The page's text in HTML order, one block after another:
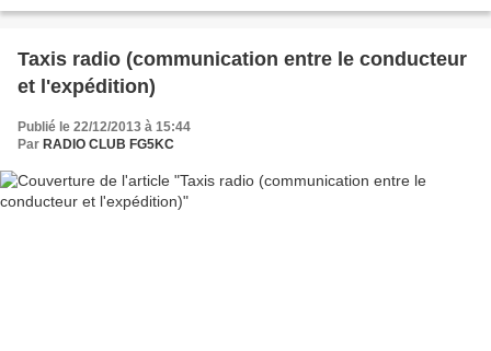
Taxis radio (communication entre le conducteur
et l'expédition)
Publié le 22/12/2013 à 15:44
Par RADIO CLUB FG5KC